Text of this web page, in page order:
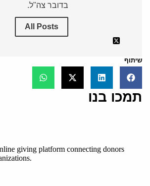
בדובר צה"ל.
All Posts
שיתוף
תמכו בנו